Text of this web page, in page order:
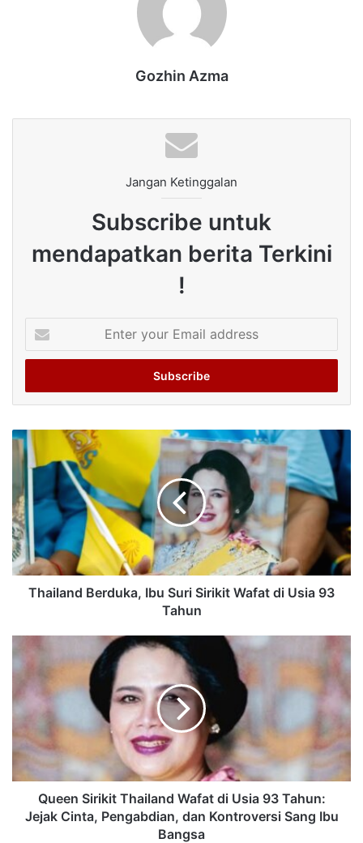
Gozhin Azma
Jangan Ketinggalan
Subscribe untuk
mendapatkan berita Terkini
!
your
Email
Thailand Berduka, Ibu Suri Sirikit Wafat di Usia 93
Tahun
Queen Sirikit Thailand Wafat di Usia 93 Tahun:
Jejak Cinta, Pengabdian, dan Kontroversi Sang Ibu
Bangsa